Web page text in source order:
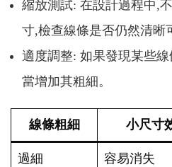
縮放測試: 在設計過程中,
寸,檢查線條是否仍然清晰
適度調整: 如果發現某些
當增加其粗細。
線條粗細 小尺寸
過細 容易消失